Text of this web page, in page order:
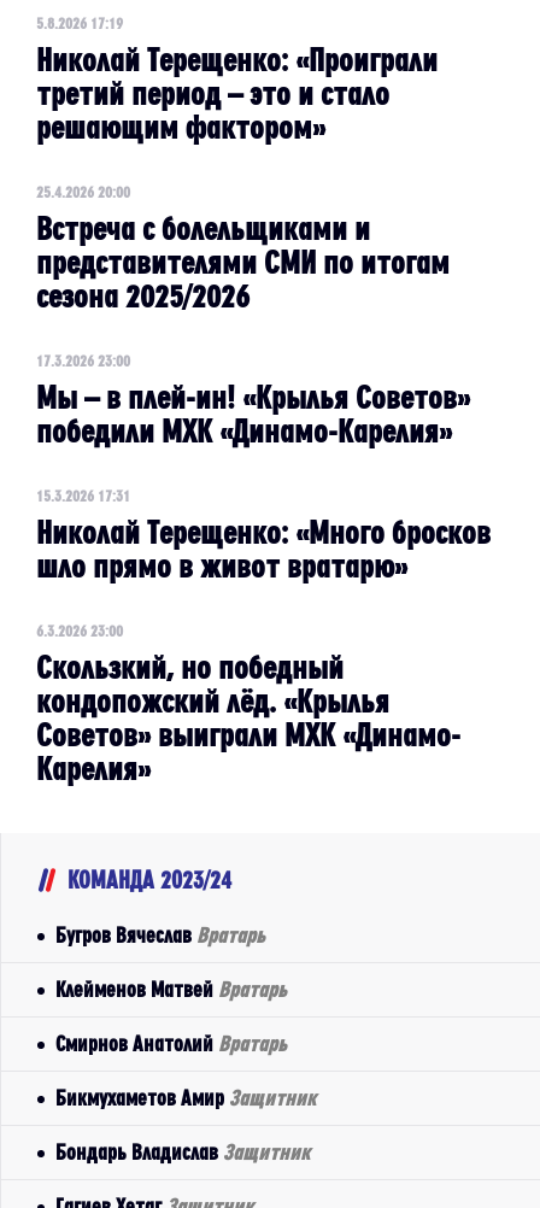
5.8.2026 17:19
Николай Терещенко: «Проиграли
третий период – это и стало
решающим фактором»
25.4.2026 20:00
Встреча с болельщиками и
представителями СМИ по итогам
сезона 2025/2026
17.3.2026 23:00
Мы – в плей-ин! «Крылья Советов»
победили МХК «Динамо-Карелия»
15.3.2026 17:31
Николай Терещенко: «Много бросков
шло прямо в живот вратарю»
6.3.2026 23:00
Скользкий, но победный
кондопожский лёд. «Крылья
Советов» выиграли МХК «Динамо-
Карелия»
КОМАНДА 2023/24
Бугров Вячеслав Вратарь
Клейменов Матвей Вратарь
Смирнов Анатолий Вратарь
Бикмухаметов Амир Защитник
Бондарь Владислав Защитник